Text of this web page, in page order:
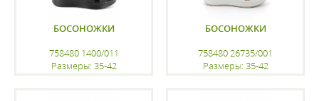
БОСОНОЖКИ
758480 1400/011
Размеры: 35-42
БОСОНОЖКИ
758480 26735/001
Размеры: 35-42